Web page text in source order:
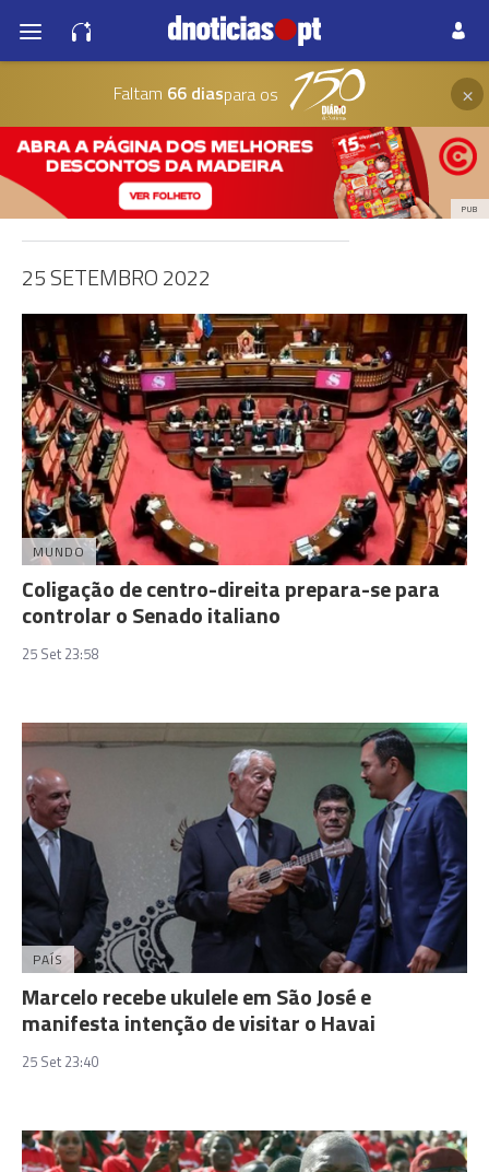
Faltam 66 diaspara os ×
PUB
25 SETEMBRO 2022
MUNDO
Coligação de centro-direita prepara-se para
controlar o Senado italiano
25 Set 23:58
PAÍS
Marcelo recebe ukulele em São José e
manifesta intenção de visitar o Havai
25 Set 23:40